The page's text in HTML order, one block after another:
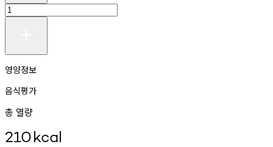
영양정보
음식평가
총 열량
210kcal